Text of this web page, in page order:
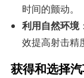
时间的颤动。
利用自然环境
效提高射击精
获得和选择